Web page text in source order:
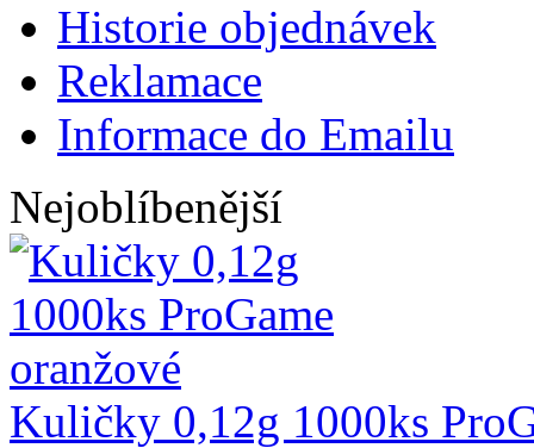
Historie objednávek
Reklamace
Informace do Emailu
Nejoblíbenější
Kuličky 0,12g 1000ks